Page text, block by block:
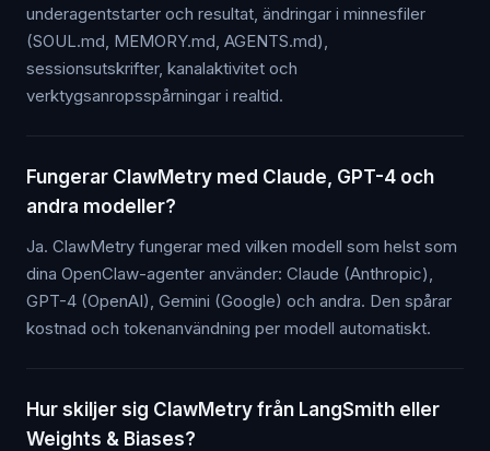
underagentstarter och resultat, ändringar i minnesfiler
(SOUL.md, MEMORY.md, AGENTS.md),
sessionsutskrifter, kanalaktivitet och
verktygsanropsspårningar i realtid.
Fungerar ClawMetry med Claude, GPT-4 och
andra modeller?
Ja. ClawMetry fungerar med vilken modell som helst som
dina OpenClaw-agenter använder: Claude (Anthropic),
GPT-4 (OpenAI), Gemini (Google) och andra. Den spårar
kostnad och tokenanvändning per modell automatiskt.
Hur skiljer sig ClawMetry från LangSmith eller
Weights & Biases?